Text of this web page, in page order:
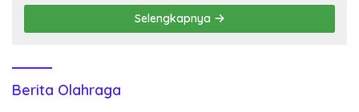
Selengkapnya
Berita Olahraga